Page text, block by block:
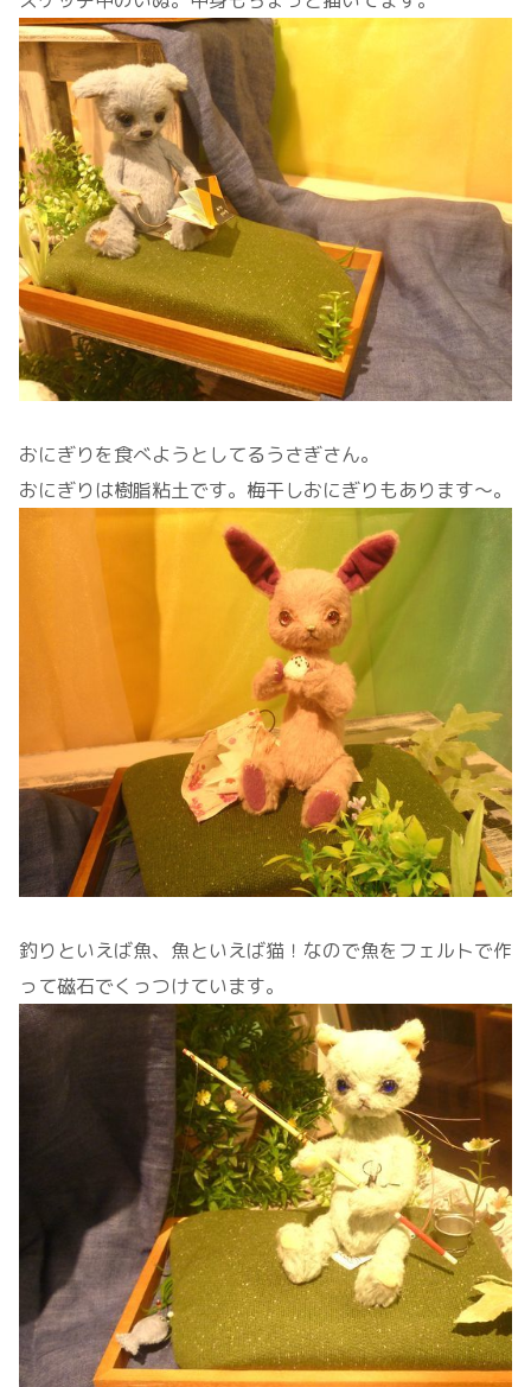
おにぎりを食べようとしてるうさぎさん。
おにぎりは樹脂粘土です。梅干しおにぎりもあります～。
釣りといえば魚、魚といえば猫！なので魚をフェルトで作
って磁石でくっつけています。